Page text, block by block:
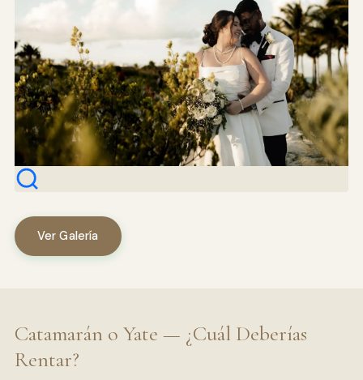
Ver Galería
Catamarán o Yate — ¿Cuál Deberías
Rentar?